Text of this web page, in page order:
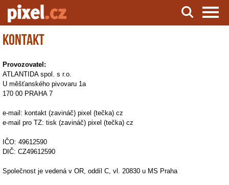
Server o natáčení a zpracování videa
Kontakt
Provozovatel:
ATLANTIDA spol. s r.o.
U měšťanského pivovaru 1a
170 00 PRAHA 7
e-mail: kontakt (zavináč) pixel (tečka) cz
e-mail pro TZ: tisk (zavináč) pixel (tečka) cz
IČO: 49612590
DIČ: CZ49612590
Společnost je vedená v OR, oddíl C, vl. 20830 u MS Praha